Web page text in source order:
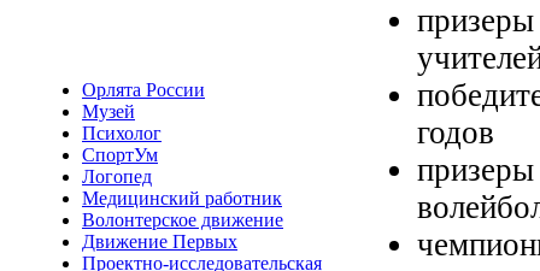
Орлята России
Музей
Психолог
СпортУм
Логопед
Медицинский работник
Волонтерское движение
Движение Первых
Проектно-исследовательская
годов